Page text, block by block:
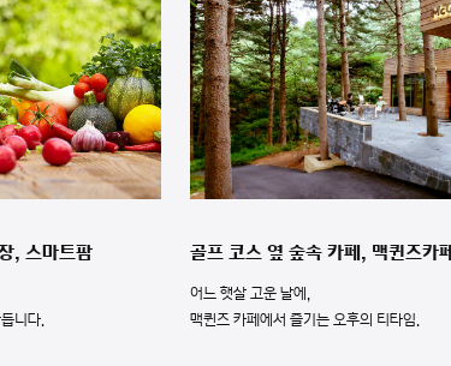
, 스마트팜
니다.
골프 코스 옆 숲속 카페, 맥퀸즈카페
어느 햇살 고운 날에,
맥퀸즈 카페에서 즐기는 오후의 티타임.